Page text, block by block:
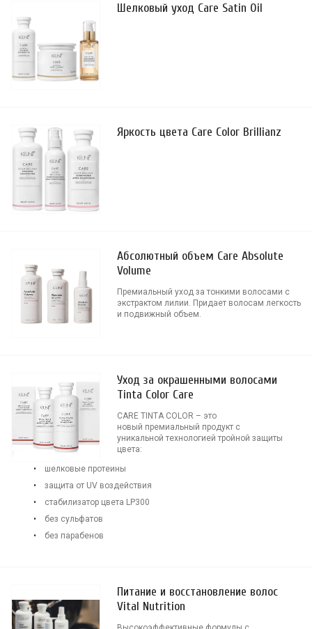
Шелковый уход Care Satin Oil
Яркость цвета Care Color Brillianz
Абсолютный объем Care Absolute
Volume
Премиальный уход за тонкими волосами с
экстрактом лилии. Придает волосам легкость
и подвижный объем.
Уход за окрашенными волосами
Tinta Color Care
CARE TINTA COLOR – это
новый премиальный продукт с
уникальной технологией тройной защиты
цвета:
шелковые протеины
защита от UV воздействия
стабилизатор цвета LP300
без сульфатов
без парабенов
Питание и восстановление волос
Vital Nutrition